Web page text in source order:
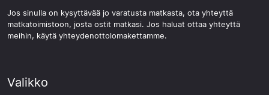
Jos sinulla on kysyttävää jo varatusta matkasta, ota yhteyttä
matkatoimistoon, josta ostit matkasi. Jos haluat ottaa yhteyttä
meihin, käytä yhteydenottolomakettamme.
Valikko